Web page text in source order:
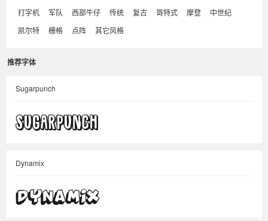
打字机
军队 西部牛仔 传统 复古 哥特式 摩登
中世纪
凯尔特
栅格 点阵 其它风格
推荐字体
Sugarpunch
Dynamix